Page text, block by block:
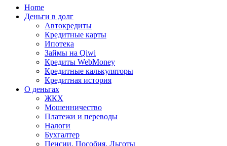
лиц
Home
Деньги в долг
Автокредиты
Кредитные карты
Ипотека
Займы на Qiwi
Кредиты WebMoney
Кредитные калькуляторы
Кредитная история
О деньгах
ЖКХ
Мошенничество
Платежи и переводы
Налоги
Бухгалтер
Пенсии. Пособия. Льготы